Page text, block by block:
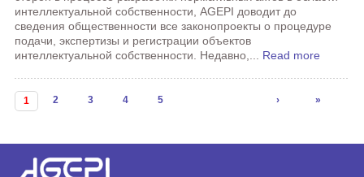
интеллектуальной собственности, AGEPI доводит до
сведения общественности все законопроекты о процедуре
подачи, экспертизы и регистрации объектов
интеллектуальной собственности. Недавно,... Read more
Страницы
1 2 3 4 5 › »